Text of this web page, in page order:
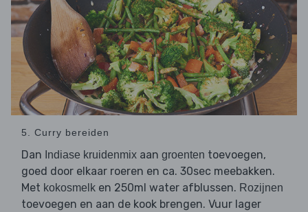
5. Curry bereiden
Dan Indiase kruidenmix aan groenten toevoegen,
goed door elkaar roeren en ca. 30sec meebakken.
Met kokosmelk en 250ml water afblussen. Rozijnen
toevoegen en aan de kook brengen. Vuur lager